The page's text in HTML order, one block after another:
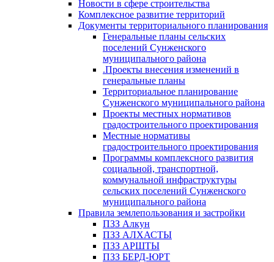
Новости в сфере строительства
Комплексное развитие территорий
Документы территориального планирования
Генеральные планы сельских
поселений Сунженского
муниципального района
.Проекты внесения изменений в
генеральные планы
Территориальное планирование
Сунженского муниципального района
Проекты местных нормативов
градостроительного проектирования
Местные нормативы
градостроительного проектирования
Программы комплексного развития
социальной, транспортной,
коммунальной инфраструктуры
сельских поселений Сунженского
муниципального района
Правила землепользования и застройки
ПЗЗ Алкун
ПЗЗ АЛХАСТЫ
ПЗЗ АРШТЫ
ПЗЗ БЕРД-ЮРТ